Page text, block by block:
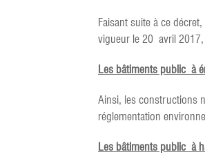
Faisant suite à ce
vigueur le 20 avril
Les bâtiments public à
Ainsi, les constructions
réglementation
Les bâtiments public à